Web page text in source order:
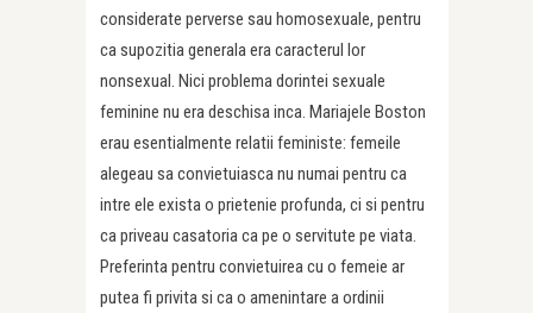
considerate perverse sau homosexuale, pentru
ca supozitia generala era caracterul lor
nonsexual. Nici problema dorintei sexuale
feminine nu era deschisa inca. Mariajele Boston
erau esentialmente relatii feministe: femeile
alegeau sa convietuiasca nu numai pentru ca
intre ele exista o prietenie profunda, ci si pentru
ca priveau casatoria ca pe o servitute pe viata.
Preferinta pentru convietuirea cu o femeie ar
putea fi privita si ca o amenintare a ordinii